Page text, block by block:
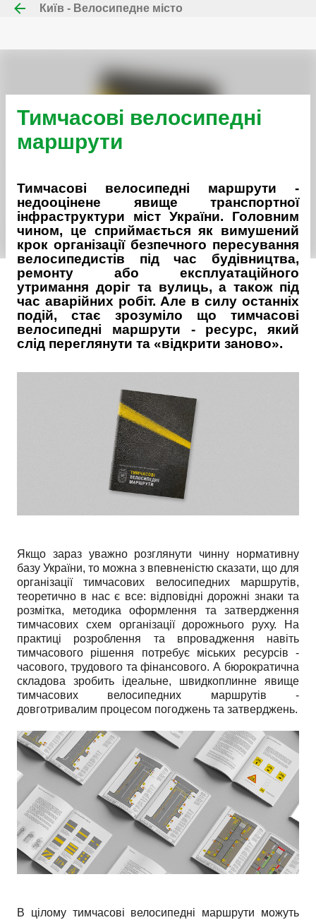
Перейти до основного вмісту
Київ - Велосипедне місто
Тимчасові велосипедні
маршрути
Тимчасові велосипедні маршрути -
недооцінене явище транспортної
інфраструктури міст України. Головним
чином, це сприймається як вимушений
крок організації безпечного пересування
велосипедистів під час будівництва,
ремонту або експлуатаційного
утримання доріг та вулиць, а також під
час аварійних робіт. Але в силу останніх
подій, стає зрозуміло що тимчасові
велосипедні маршрути - ресурс, який
слід переглянути та «відкрити заново».
Якщо зараз уважно розглянути чинну нормативну
базу України, то можна з впевненістю сказати, що для
організації тимчасових велосипедних маршрутів,
теоретично в нас є все: відповідні дорожні знаки та
розмітка, методика оформлення та затвердження
тимчасових схем організації дорожнього руху. На
практиці розроблення та впровадження навіть
тимчасового рішення потребує міських ресурсів -
часового, трудового та фінансового. А бюрократична
складова зробить ідеальне, швидкоплинне явище
тимчасових велосипедних маршрутів -
довготривалим процесом погоджень та затверджень.
В цілому тимчасові велосипедні маршрути можуть